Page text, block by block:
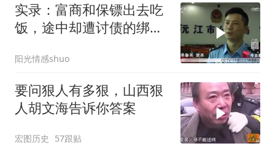
实录：富商和保镖出去吃
饭，途中却遭讨债的绑
阳光情感shuo
要问狠人有多狠，山西狠
人胡文海告诉你答案
宏图历史 57跟贴